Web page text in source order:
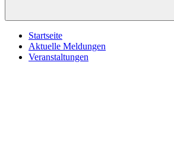
Startseite
Aktuelle Meldungen
Veranstaltungen